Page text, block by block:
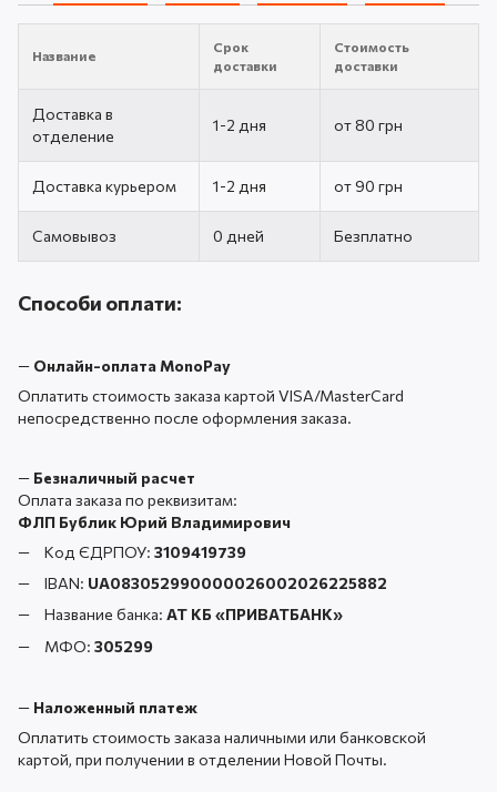
Название
Срок
доставки
Стоимость
доставки
Доставка в
отделение
1-2 дня от 80 грн
Доставка курьером 1-2 дня от 90 грн
Самовывоз 0 дней Безплатно
Способи оплати:
— Онлайн-оплата MonoPay
Оплатить стоимость заказа картой VISA/MasterCard
непосредственно после оформления заказа.
— Безналичный расчет
Оплата заказа по реквизитам:
ФЛП Бублик Юрий Владимирович
Код ЄДРПОУ: 3109419739
IBAN: UA083052990000026002026225882
Название банка: АТ КБ «ПРИВАТБАНК»
МФО: 305299
— Наложенный платеж
Оплатить стоимость заказа наличными или банковской
картой, при получении в отделении Новой Почты.